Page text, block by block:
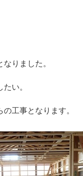
りました。
い。
工事となります。